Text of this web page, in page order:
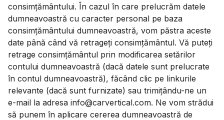
consimțământului. În cazul în care prelucrăm datele
dumneavoastră cu caracter personal pe baza
consimțământului dumneavoastră, vom păstra aceste
date până când vă retrageți consimțământul. Vă puteți
retrage consimțământul prin modificarea setărilor
contului dumneavoastră (dacă datele sunt prelucrate
în contul dumneavoastră), făcând clic pe linkurile
relevante (dacă sunt furnizate) sau trimițându-ne un
e-mail la adresa info@carvertical.com. Ne vom strădui
să punem în aplicare cererea dumneavoastră de